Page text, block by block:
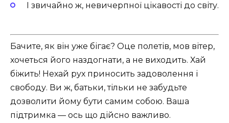
І звичайно ж, невичерпної цікавості до світу.
Бачите, як він уже бігає? Оце полетів, мов вітер,
хочеться його наздогнати, а не виходить. Хай
біжить! Нехай рух приносить задоволення і
свободу. Ви ж, батьки, тільки не забудьте
дозволити йому бути самим собою. Ваша
підтримка — ось що дійсно важливо.